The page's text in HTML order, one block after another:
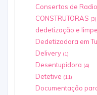
Consertos de
CONSTRUTORAS (3)
dedetização e
Dedetizadora em
Delivery (1)
Desentupidora (4)
Detetive (11)
Documentação